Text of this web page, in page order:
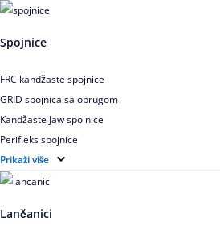
Zupčasti STD kaiš
Uskoprofilno klinasto remenje spojeno
Višekanalno remenje PJ,PK
Spojnice
FRC kandžaste spojnice
GRID spojnica sa oprugom
Kandžaste Jaw spojnice
Perifleks spojnice
Univerzalne kardanske spojnice
Zupčaste spojnice
Prikaži više
Lančanici